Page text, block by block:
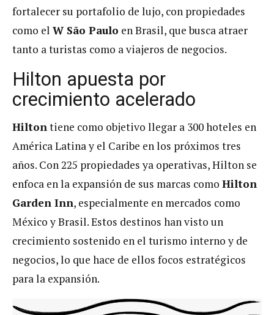
fortalecer su portafolio de lujo, con propiedades
como el W São Paulo en Brasil, que busca atraer
tanto a turistas como a viajeros de negocios​.
Hilton apuesta por
crecimiento acelerado
Hilton tiene como objetivo llegar a 300 hoteles en
América Latina y el Caribe en los próximos tres
años. Con 225 propiedades ya operativas, Hilton se
enfoca en la expansión de sus marcas como Hilton
Garden Inn, especialmente en mercados como
México y Brasil. Estos destinos han visto un
crecimiento sostenido en el turismo interno y de
negocios, lo que hace de ellos focos estratégicos
para la expansión​.